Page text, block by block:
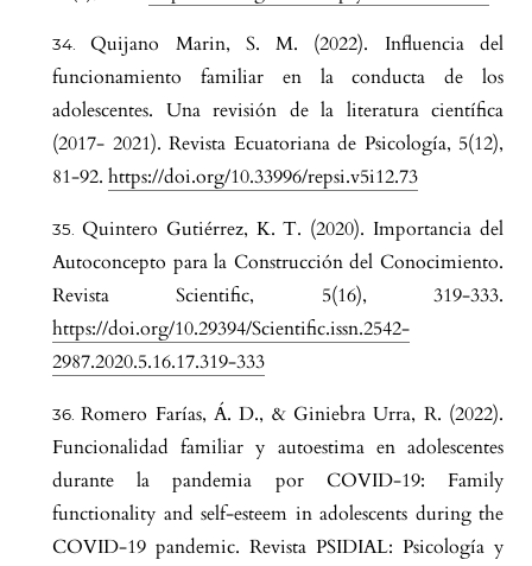
Quijano Marin, S. M. (2022). Influencia del
funcionamiento familiar en la conducta de los
adolescentes. Una revisión de la literatura científica
(2017- 2021). Revista Ecuatoriana de Psicología, 5(12),
81-92. https://doi.org/10.33996/repsi.v5i12.73
Quintero Gutiérrez, K. T. (2020). Importancia del
Autoconcepto para la Construcción del Conocimiento.
Revista Scientific, 5(16), 319-333.
https://doi.org/10.29394/Scientific.issn.2542-
2987.2020.5.16.17.319-333
Romero Farías, Á. D., & Giniebra Urra, R. (2022).
Funcionalidad familiar y autoestima en adolescentes
durante la pandemia por COVID-19: Family
functionality and self-esteem in adolescents during the
COVID-19 pandemic. Revista PSIDIAL: Psicología y